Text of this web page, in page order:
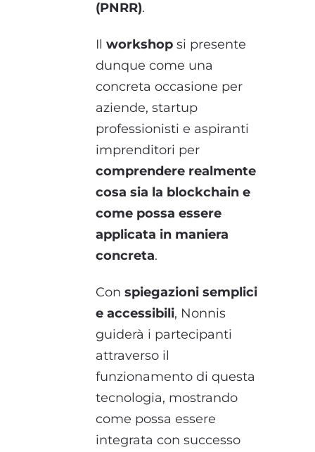
(PNRR).
Il workshop si presente
dunque come una
concreta occasione per
aziende, startup
professionisti e aspiranti
imprenditori per
comprendere realmente
cosa sia la blockchain e
come possa essere
applicata in maniera
concreta.
Con spiegazioni semplici
e accessibili, Nonnis
guiderà i partecipanti
attraverso il
funzionamento di questa
tecnologia, mostrando
come possa essere
integrata con successo